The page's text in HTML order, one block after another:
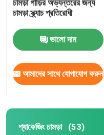
চামড়া গাড়ির অভ্যন্তরের জন্য
চামড়া স্ক্র্যাচ প্রতিরোধী
ভালো দাম
আমাদের সাথে যোগাযোগ করুন
প্যাকেজিং চামড়া (53)